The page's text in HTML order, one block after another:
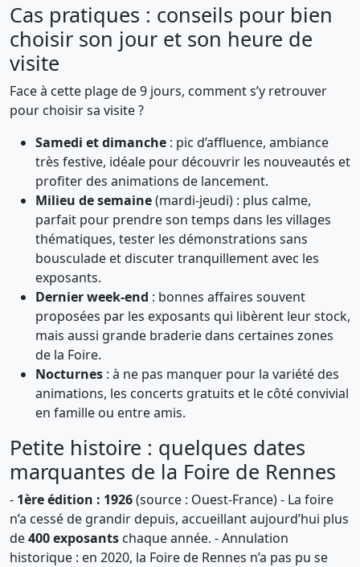
Cas pratiques : conseils pour bien
choisir son jour et son heure de
visite
Face à cette plage de 9 jours, comment s’y retrouver
pour choisir sa visite ?
Samedi et dimanche : pic d’affluence, ambiance
très festive, idéale pour découvrir les nouveautés et
profiter des animations de lancement.
Milieu de semaine(mardi-jeudi) : plus calme,
parfait pour prendre son temps dans les villages
thématiques, tester les démonstrations sans
bousculade et discuter tranquillement avec les
exposants.
Dernier week-end : bonnes affaires souvent
proposées par les exposants qui libèrent leur stock,
mais aussi grande braderie dans certaines zones
de la Foire.
Nocturnes : à ne pas manquer pour la variété des
animations, les concerts gratuits et le côté convivial
en famille ou entre amis.
Petite histoire : quelques dates
marquantes de la Foire de Rennes
- 1ère édition : 1926(source : Ouest-France) - La foire
n’a cessé de grandir depuis, accueillant aujourd’hui plus
de400 exposants chaque année. - Annulation
historique : en 2020, la Foire de Rennes n’a pas pu se